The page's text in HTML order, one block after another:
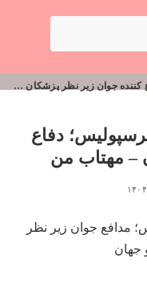
زیر نظر پزشکان – مهتاب من
دفاع
– مهتاب من